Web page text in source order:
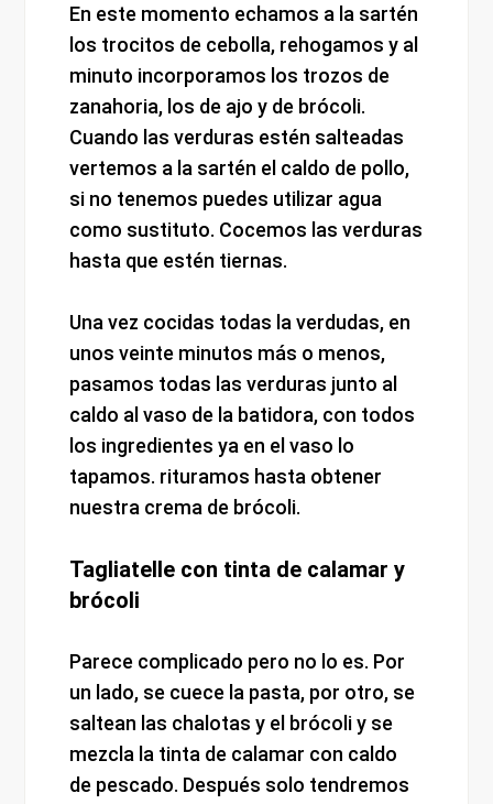
En este momento echamos a la sartén
los trocitos de cebolla, rehogamos y al
minuto incorporamos los trozos de
zanahoria, los de ajo y de brócoli.
Cuando las verduras estén salteadas
vertemos a la sartén el caldo de pollo,
si no tenemos puedes utilizar agua
como sustituto. Cocemos las verduras
hasta que estén tiernas.
Una vez cocidas todas la verdudas, en
unos veinte minutos más o menos,
pasamos todas las verduras junto al
caldo al vaso de la batidora, con todos
los ingredientes ya en el vaso lo
tapamos. rituramos hasta obtener
nuestra crema de brócoli.
Tagliatelle con tinta de calamar y
brócoli
Parece complicado pero no lo es. Por
un lado, se cuece la pasta, por otro, se
saltean las chalotas y el brócoli y se
mezcla la tinta de calamar con caldo
de pescado. Después solo tendremos